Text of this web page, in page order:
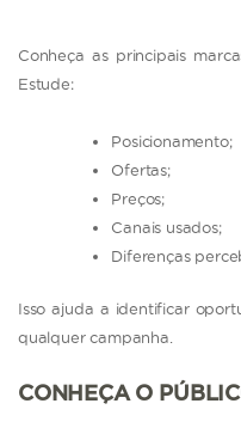
Conheça as principais
Estude:
Posicionamento;
Ofertas;
Preços;
Canais usados;
Diferenças
Isso ajuda a identificar
qualquer campanha.
CONHEÇA O